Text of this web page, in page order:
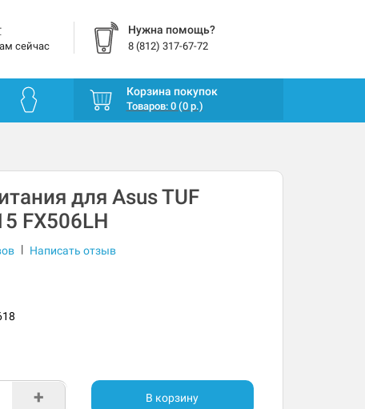
сейчас
Нужна помощь?
8 (812) 317-67-72
Корзина покупок
Товаров: 0 (0 р.)
для Asus TUF
FX506LH
| Написать отзыв
+ В корзину